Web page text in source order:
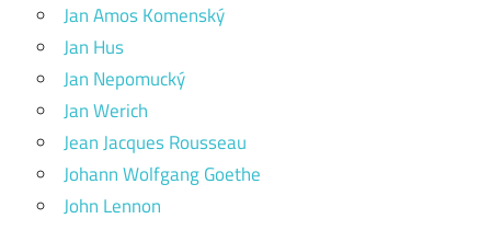
Jan Amos Komenský
Jan Hus
Jan Nepomucký
Jan Werich
Jean Jacques Rousseau
Johann Wolfgang Goethe
John Lennon